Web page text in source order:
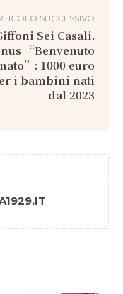
SUCCESSIVO
Sei Casali.
“Benvenuto
1000 euro
i bambini nati
dal 2023